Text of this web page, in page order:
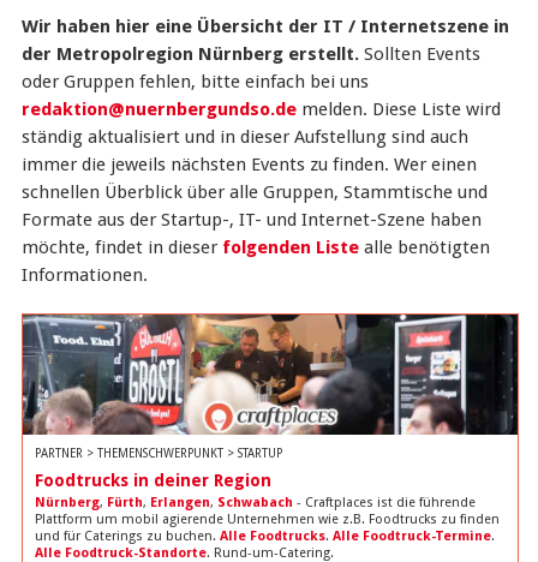
Wir haben hier eine Übersicht der IT / Internetszene in
der Metropolregion Nürnberg erstellt.Sollten Events
oder Gruppen fehlen, bitte einfach bei uns
redaktion@nuernbergundso.demelden. Diese Liste wird
ständig aktualisiert und in dieser Aufstellung sind auch
immer die jeweils nächsten Events zu finden. Wer einen
schnellen Überblick über alle Gruppen, Stammtische und
Formate aus der Startup-, IT- und Internet-Szene haben
möchte, findet in dieser folgenden Listealle benötigten
Informationen.
PARTNER > THEMENSCHWERPUNKT > STARTUP
Foodtrucks in deiner Region
Nürnberg, Fürth, Erlangen, Schwabach - Craftplaces ist die führende
Plattform um mobil agierende Unternehmen wie z.B. Foodtrucks zu finden
und für Caterings zu buchen. Alle Foodtrucks. Alle Foodtruck-Termine.
Alle Foodtruck-Standorte. Rund-um-Catering.